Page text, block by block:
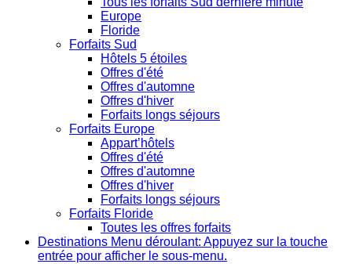
Europe
Floride
Forfaits Sud
Hôtels 5 étoiles
Offres d'été
Offres d'automne
Offres d'hiver
Forfaits longs séjours
Forfaits Europe
Appart’hôtels
Offres d'été
Offres d'automne
Offres d'hiver
Forfaits longs séjours
Forfaits Floride
Toutes les offres forfaits
Destinations Menu déroulant: Appuyez sur la touche
entrée pour afficher le sous-menu.